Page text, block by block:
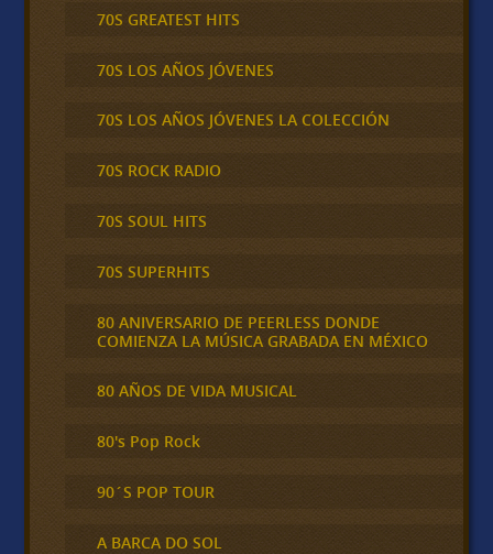
70S GREATEST HITS
70S LOS AÑOS JÓVENES
70S LOS AÑOS JÓVENES LA COLECCIÓN
70S ROCK RADIO
70S SOUL HITS
70S SUPERHITS
80 ANIVERSARIO DE PEERLESS DONDE
COMIENZA LA MÚSICA GRABADA EN MÉXICO
80 AÑOS DE VIDA MUSICAL
80's Pop Rock
90´S POP TOUR
A BARCA DO SOL